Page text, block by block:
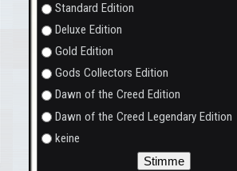
Auswahlmöglichkeiten
Standard Edition
Deluxe Edition
Gold Edition
Gods Collectors Edition
Dawn of the Creed Edition
Dawn of the Creed Legendary Edition
keine